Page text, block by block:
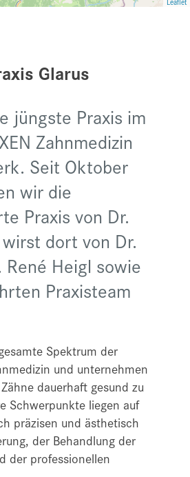
Glarus
jüngste Praxis im
Zahnmedizin
Seit Oktober
wir die
Praxis von Dr.
dort von Dr.
Heigl sowie
Praxisteam
Spektrum der
und unternehmen
dauerhaft gesund zu
Schwerpunkte liegen auf
präzisen und ästhetisch
der Behandlung der
der professionellen